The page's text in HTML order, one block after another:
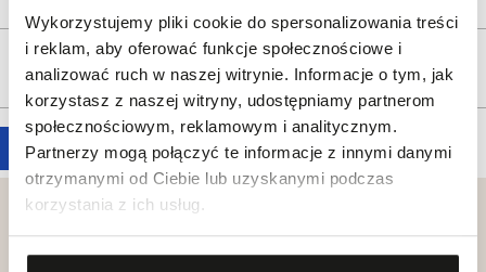
Wykorzystujemy pliki cookie do spersonalizowania treści
i reklam, aby oferować funkcje społecznościowe i
analizować ruch w naszej witrynie. Informacje o tym, jak
korzystasz z naszej witryny, udostępniamy partnerom
społecznościowym, reklamowym i analitycznym.
Partnerzy mogą połączyć te informacje z innymi danymi
otrzymanymi od Ciebie lub uzyskanymi podczas
korzystania z ich usług.
Tagi